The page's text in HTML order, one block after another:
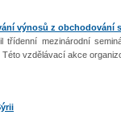
výnosů z obchodování
třídenní mezinárodní
Této vzdělávací akce